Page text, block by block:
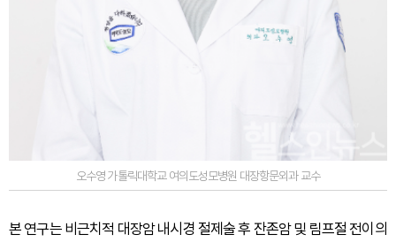
오수영 가톨릭대학교 여의도성모병원 대장항문외과 교수
본 연구는 비근치적 대장암 내시경 절제술 후 잔존암 및 림프절 전이의